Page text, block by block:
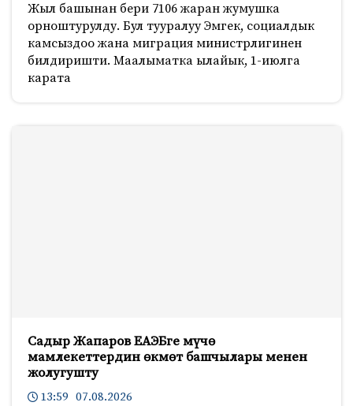
Жыл башынан бери 7106 жаран жумушка
орноштурулду. Бул тууралуу Эмгек, социалдык
камсыздоо жана миграция министрлигинен
билдиришти. Маалыматка ылайык, 1-июлга
карата
Садыр Жапаров ЕАЭБге мүчө
мамлекеттердин өкмөт башчылары менен
жолугушту
13:59 07.08.2026